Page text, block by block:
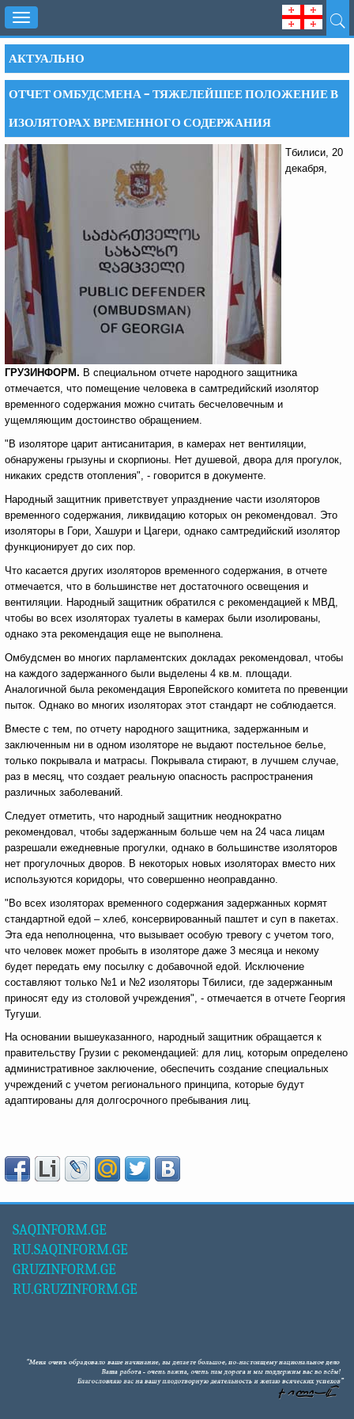
Toggle
navigation
АКТУАЛЬНО
ОТЧЕТ ОМБУДСМЕНА – ТЯЖЕЛЕЙШЕЕ ПОЛОЖЕНИЕ В
ИЗОЛЯТОРАХ ВРЕМЕННОГО СОДЕРЖАНИЯ
Тбилиси, 20
декабря,
ГРУЗИНФОРМ. В специальном отчете народного защитника
отмечается, что помещение человека в самтредийский изолятор
временного содержания можно считать бесчеловечным и
ущемляющим достоинство обращением.
"В изоляторе царит антисанитария, в камерах нет вентиляции,
обнаружены грызуны и скорпионы. Нет душевой, двора для прогулок,
никаких средств отопления", - говорится в документе.
Народный защитник приветствует упразднение части изоляторов
временного содержания, ликвидацию которых он рекомендовал. Это
изоляторы в Гори, Хашури и Цагери, однако самтредийский изолятор
функционирует до сих пор.
Что касается других изоляторов временного содержания, в отчете
отмечается, что в большинстве нет достаточного освещения и
вентиляции. Народный защитник обратился с рекомендацией к МВД,
чтобы во всех изоляторах туалеты в камерах были изолированы,
однако эта рекомендация еще не выполнена.
Омбудсмен во многих парламентских докладах рекомендовал, чтобы
на каждого задержанного были выделены 4 кв.м. площади.
Аналогичной была рекомендация Европейского комитета по превенции
пыток. Однако во многих изоляторах этот стандарт не соблюдается.
Вместе с тем, по отчету народного защитника, задержанным и
заключенным ни в одном изоляторе не выдают постельное белье,
только покрывала и матрасы. Покрывала стирают, в лучшем случае,
раз в месяц, что создает реальную опасность распространения
различных заболеваний.
Следует отметить, что народный защитник неоднократно
рекомендовал, чтобы задержанным больше чем на 24 часа лицам
разрешали ежедневные прогулки, однако в большинстве изоляторов
нет прогулочных дворов. В некоторых новых изоляторах вместо них
используются коридоры, что совершенно неоправданно.
"Во всех изоляторах временного содержания задержанных кормят
стандартной едой – хлеб, консервированный паштет и суп в пакетах.
Эта еда неполноценна, что вызывает особую тревогу с учетом того,
что человек может пробыть в изоляторе даже 3 месяца и некому
будет передать ему посылку с добавочной едой. Исключение
составляют только №1 и №2 изоляторы Тбилиси, где задержанным
приносят еду из столовой учреждения", - отмечается в отчете Георгия
Тугуши.
На основании вышеуказанного, народный защитник обращается к
правительству Грузии с рекомендацией: для лиц, которым определено
административное заключение, обеспечить создание специальных
учреждений с учетом регионального принципа, которые будут
адаптированы для долгосрочного пребывания лиц.
SAQINFORM.GE
RU.SAQINFORM.GE
GRUZINFORM.GE
RU.GRUZINFORM.GE